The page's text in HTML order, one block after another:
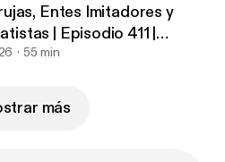
Entes Imitadores y
| Episodio 411 |
No Existe
55 min
más